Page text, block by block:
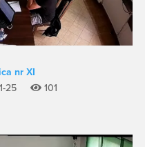
nr XI
25
101